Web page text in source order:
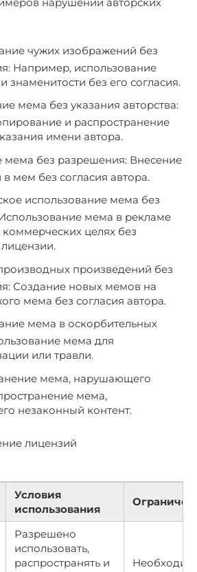
нарушений авторских
чужих изображений без
Например, использование
знаменитости без его согласия.
мема без указания авторства:
и распространение
имени автора.
мема без разрешения: Внесение
мем без согласия автора.
использование мема без
мема в рекламе
коммерческих целях без
произведений без
Создание новых мемов на
мема без согласия автора.
мема в оскорбительных
мема для
или травли.
мема, нарушающего
мема,
незаконный контент.
лицензий
Условия
использования
Разрешено
использовать,
распространять и